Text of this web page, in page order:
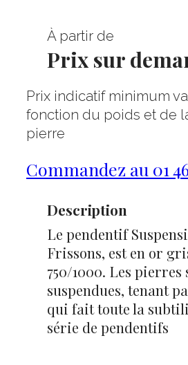
À partir de
Prix sur
Prix indicatif minimum
fonction du poids et de
pierre
Commandez au 01 46
Description
Le pendentif
Frissons, est en or
750/1000. Les pierres
suspendues, tenant
qui fait toute la
série de pendentifs